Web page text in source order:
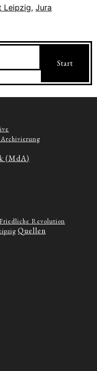
Leipzig, Jura
Start
(MdA)
Friedliche Revolution
Quellen